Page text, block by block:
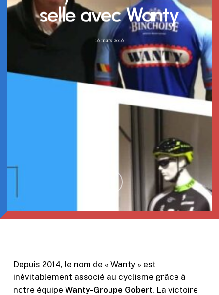
selle avec Wanty
18 mars 2018
Depuis 2014, le nom de « Wanty » est
inévitablement associé au cyclisme grâce à
notre équipe Wanty-Groupe Gobert. La victoire